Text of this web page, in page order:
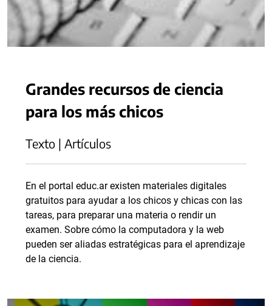
Grandes recursos de ciencia
para los más chicos
Texto | Artículos
En el portal educ.ar existen materiales digitales
gratuitos para ayudar a los chicos y chicas con las
tareas, para preparar una materia o rendir un
examen. Sobre cómo la computadora y la web
pueden ser aliadas estratégicas para el aprendizaje
de la ciencia.